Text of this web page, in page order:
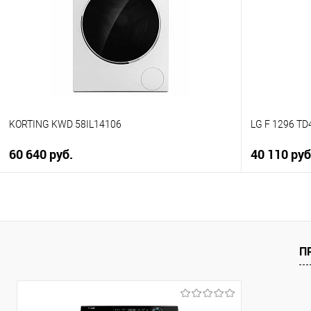
KORTING KWD 58IL14106
60 640 руб.
В наличии
LG F 1296
40 110
К
В